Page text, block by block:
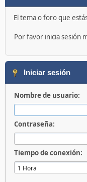
El tema o foro que
Por favor inicia sesión
Iniciar sesión
Nombre de usuario:
Contraseña:
Tiempo de conexión: